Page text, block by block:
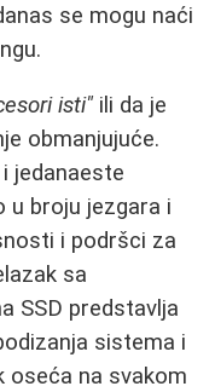
se mogu naći
isti" ili da je
obmanjujuće.
jedanaeste
u broju jezgara i
i podršci za
sa
SSD predstavlja
sistema i
oseća na svakom